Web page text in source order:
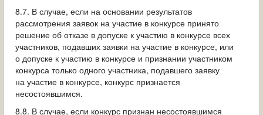
8.7. В случае, если на основании результатов
рассмотрения заявок на участие в конкурсе принято
решение об отказе в допуске к участию в конкурсе всех
участников, подавших заявки на участие в конкурсе, или
о допуске к участию в конкурсе и признании участником
конкурса только одного участника, подавшего заявку
на участие в конкурсе, конкурс признается
несостоявшимся.
8.8. В случае, если конкурс признан несостоявшимся